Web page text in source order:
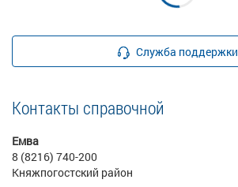
Служба поддержки
Контакты справочной
Емва
8 (8216) 740-200
Княжпогостский район